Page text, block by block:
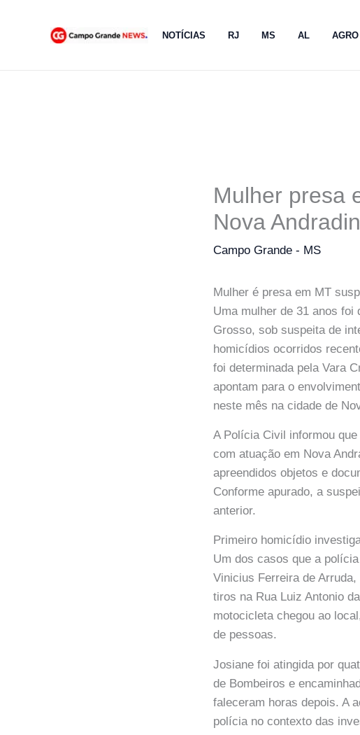
NOTÍCIAS RJ MS AL AGRO
Mulher presa
Nova
Campo Grande - MS
Mulher é presa em MT
Uma mulher de 31 anos
Grosso, sob suspeita de
homicídios ocorridos
foi determinada pela Vara
apontam para o
neste mês na cidade de
A Polícia Civil informou
com atuação em Nova
apreendidos objetos e
Conforme apurado, a
anterior.
Primeiro homicídio
Um dos casos que a
Vinicius Ferreira de
tiros na Rua Luiz Antonio
motocicleta chegou ao
de pessoas.
Josiane foi atingida por
de Bombeiros e
faleceram horas depois. A
polícia no contexto das